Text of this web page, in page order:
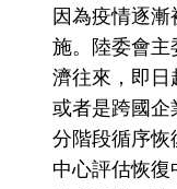
因為疫情逐
施。陸委會主
濟往來，即日
或者是跨國企
分階段循序恢
中心評估恢